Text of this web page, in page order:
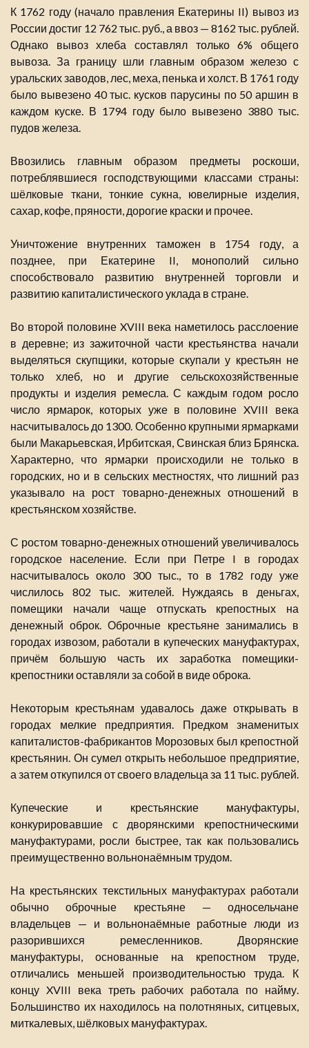
К 1762 году (начало правления Екатерины II) вывоз из
России достиг 12 762 тыс. руб., а ввоз — 8162 тыс. рублей.
Однако вывоз хлеба составлял только 6% общего
вывоза. За границу шли главным образом железо с
уральских заводов, лес, меха, пенька и холст. В 1761 году
было вывезено 40 тыс. кусков парусины по 50 аршин в
каждом куске. В 1794 году было вывезено 3880 тыс.
пудов железа.
Ввозились главным образом предметы роскоши,
потреблявшиеся господствующими классами страны:
шёлковые ткани, тонкие сукна, ювелирные изделия,
сахар, кофе, пряности, дорогие краски и прочее.
Уничтожение внутренних таможен в 1754 году, а
позднее, при Екатерине II, монополий сильно
способствовало развитию внутренней торговли и
развитию капиталистического уклада в стране.
Во второй половине XVIII века наметилось расслоение
в деревне; из зажиточной части крестьянства начали
выделяться скупщики, которые скупали у крестьян не
только хлеб, но и другие сельскохозяйственные
продукты и изделия ремесла. С каждым годом росло
число ярмарок, которых уже в половине XVIII века
насчитывалось до 1300. Особенно крупными ярмарками
были Макарьевская, Ирбитская, Свинская близ Брянска.
Характерно, что ярмарки происходили не только в
городских, но и в сельских местностях, что лишний раз
указывало на рост товарно-денежных отношений в
крестьянском хозяйстве.
С ростом товарно-денежных отношений увеличивалось
городское население. Если при Петре I в городах
насчитывалось около 300 тыс., то в 1782 году уже
числилось 802 тыс. жителей. Нуждаясь в деньгах,
помещики начали чаще отпускать крепостных на
денежный оброк. Оброчные крестьяне занимались в
городах извозом, работали в купеческих мануфактурах,
причём большую часть их заработка помещики-
крепостники оставляли за собой в виде оброка.
Некоторым крестьянам удавалось даже открывать в
городах мелкие предприятия. Предком знаменитых
капиталистов-фабрикантов Морозовых был крепостной
крестьянин. Он сумел открыть небольшое предприятие,
а затем откупился от своего владельца за 11 тыс. рублей.
Купеческие и крестьянские мануфактуры,
конкурировавшие с дворянскими крепостническими
мануфактурами, росли быстрее, так как пользовались
преимущественно вольнонаёмным трудом.
На крестьянских текстильных мануфактурах работали
обычно оброчные крестьяне — односельчане
владельцев — и вольнонаёмные работные люди из
разорившихся ремесленников. Дворянские
мануфактуры, основанные на крепостном труде,
отличались меньшей производительностью труда. К
концу XVIII века треть рабочих работала по найму.
Большинство их находилось на полотняных, ситцевых,
миткалевых, шёлковых мануфактурах.